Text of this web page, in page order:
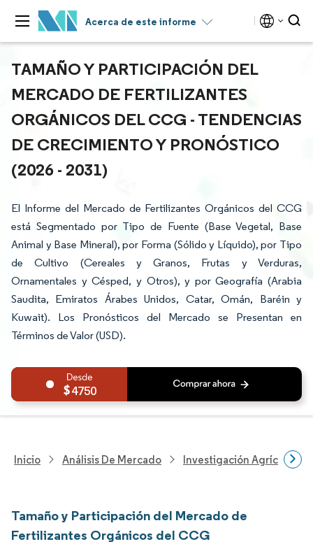
Acerca de este informe
TAMAÑO Y PARTICIPACIÓN DEL
MERCADO DE FERTILIZANTES
ORGÁNICOS DEL CCG - TENDENCIAS
DE CRECIMIENTO Y PRONÓSTICO
(2026 - 2031)
El Informe del Mercado de Fertilizantes Orgánicos del CCG
está Segmentado por Tipo de Fuente (Base Vegetal, Base
Animal y Base Mineral), por Forma (Sólido y Líquido), por Tipo
de Cultivo (Cereales y Granos, Frutas y Verduras,
Ornamentales y Césped, y Otros), y por Geografía (Arabia
Saudita, Emiratos Árabes Unidos, Catar, Omán, Baréin y
Kuwait). Los Pronósticos del Mercado se Presentan en
Términos de Valor (USD).
4750
Inicio Análisis De Mercado Investigación Agrícola
Tamaño y Participación del Mercado de
Fertilizantes Orgánicos del CCG